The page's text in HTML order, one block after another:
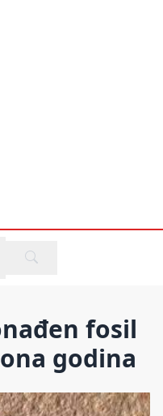
fosil
godina